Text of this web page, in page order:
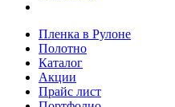
Пленка в Рулоне
Полотно
Каталог
Акции
Прайс лист